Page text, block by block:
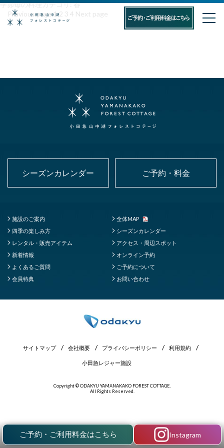
季節毎の料理カテゴリ:春
投
稿
り
Previous pagePage
1Page
2 Page
3 Page
4 Next page
シーズンカレンダー ご予約・料金
施設のご案内
全体MAP
四季の楽しみ方
シーズンカレンダー
レンタル・販売アイテム
アクセス・周辺スポット
新着情報
オンライン予約
よくあるご質問
ご予約について
会員特典
お問い合わせ
サイトマップ 会社概要 プライバシーポリシー 利用規約
小田急レジャー施設
Copyright © ODAKYU YAMANAKAKO FOREST COTTAGE.
All Rights Reserved.
ご予約・ご利用料金はこちら Instagram